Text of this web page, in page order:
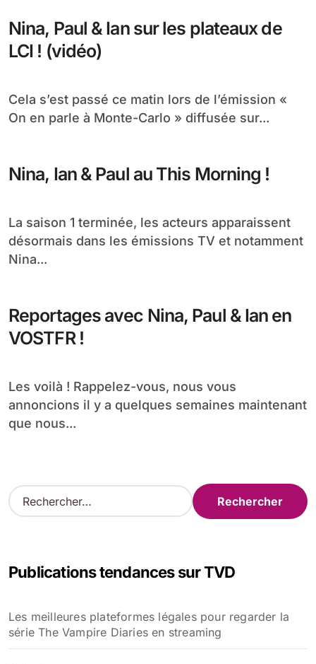
Nina, Paul & Ian sur les plateaux de
LCI ! (vidéo)
Cela s’est passé ce matin lors de l’émission «
On en parle à Monte-Carlo » diffusée sur...
Nina, Ian & Paul au This Morning !
La saison 1 terminée, les acteurs apparaissent
désormais dans les émissions TV et notamment
Nina...
Reportages avec Nina, Paul & Ian en
VOSTFR !
Les voilà ! Rappelez-vous, nous vous
annoncions il y a quelques semaines maintenant
que nous...
R
e
r
e
r
Publications tendances sur TVD
Les meilleures plateformes légales pour regarder la
série The Vampire Diaries en streaming